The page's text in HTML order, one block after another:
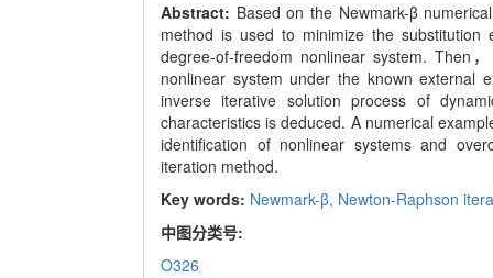
Abstract: Based on the Newmark-β
method is used to minimize the
degree-of-freedom nonlinear system. Then
nonlinear system under the known external
inverse iterative solution process of
characteristics is deduced. A numerical
identification of nonlinear systems and
iteration method.
Key words: Newmark-β, Newton-Raphson
中图分类号:
O326